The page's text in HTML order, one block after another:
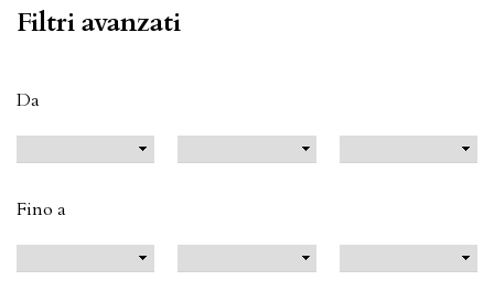
Filtri avanzati
Da
Fino a